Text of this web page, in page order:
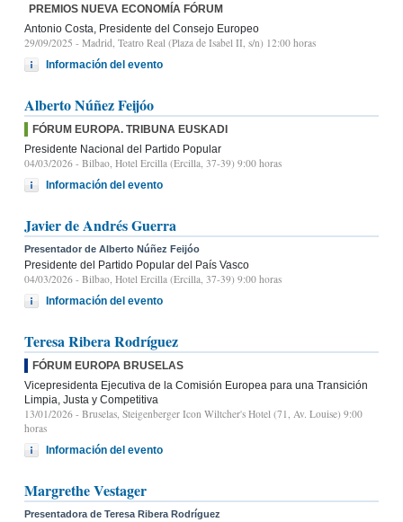
PREMIOS NUEVA ECONOMÍA FÓRUM
Antonio Costa, Presidente del Consejo Europeo
29/09/2025 - Madrid, Teatro Real (Plaza de Isabel II, s/n) 12:00 horas
Información del evento
Alberto Núñez Feijóo
FÓRUM EUROPA. TRIBUNA EUSKADI
Presidente Nacional del Partido Popular
04/03/2026 - Bilbao, Hotel Ercilla (Ercilla, 37-39) 9:00 horas
Información del evento
Javier de Andrés Guerra
Presentador de Alberto Núñez Feijóo
Presidente del Partido Popular del País Vasco
04/03/2026 - Bilbao, Hotel Ercilla (Ercilla, 37-39) 9:00 horas
Información del evento
Teresa Ribera Rodríguez
FÓRUM EUROPA BRUSELAS
Vicepresidenta Ejecutiva de la Comisión Europea para una Transición
Limpia, Justa y Competitiva
13/01/2026 - Bruselas, Steigenberger Icon Wiltcher's Hotel (71, Av. Louise) 9:00
horas
Información del evento
Margrethe Vestager
Presentadora de Teresa Ribera Rodríguez